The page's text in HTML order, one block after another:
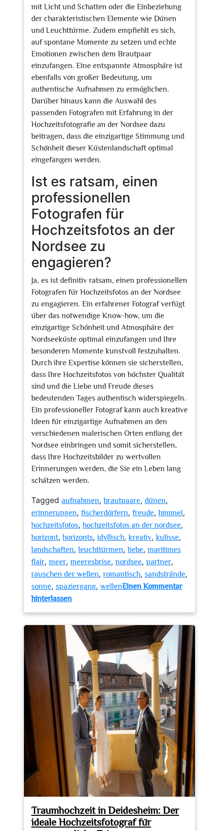
mit Licht und Schatten oder die Einbeziehung
der charakteristischen Elemente wie Dünen
und Leuchttürme. Zudem empfiehlt es sich,
auf spontane Momente zu setzen und echte
Emotionen zwischen dem Brautpaar
einzufangen. Eine entspannte Atmosphäre ist
ebenfalls von großer Bedeutung, um
authentische Aufnahmen zu ermöglichen.
Darüber hinaus kann die Auswahl des
passenden Fotografen mit Erfahrung in der
Hochzeitsfotografie an der Nordsee dazu
beitragen, dass die einzigartige Stimmung und
Schönheit dieser Küstenlandschaft optimal
eingefangen werden.
Ist es ratsam, einen
professionellen
Fotografen für
Hochzeitsfotos an der
Nordsee zu
engagieren?
Ja, es ist definitiv ratsam, einen professionellen
Fotografen für Hochzeitsfotos an der Nordsee
zu engagieren. Ein erfahrener Fotograf verfügt
über das notwendige Know-how, um die
einzigartige Schönheit und Atmosphäre der
Nordseeküste optimal einzufangen und Ihre
besonderen Momente kunstvoll festzuhalten.
Durch ihre Expertise können sie sicherstellen,
dass Ihre Hochzeitsfotos von höchster Qualität
sind und die Liebe und Freude dieses
bedeutenden Tages authentisch widerspiegeln.
Ein professioneller Fotograf kann auch kreative
Ideen für einzigartige Aufnahmen an den
verschiedenen malerischen Orten entlang der
Nordsee einbringen und somit sicherstellen,
dass Ihre Hochzeitsbilder zu wertvollen
Erinnerungen werden, die Sie ein Leben lang
schätzen werden.
Tagged aufnahmen,brautpaare, dünen,
erinnerungen, fischerdörfern, freude,himmel,
hochzeitsfotos,hochzeitsfotos an der nordsee,
horizont,horizonts, idyllisch,kreativ,kulisse,
landschaften,leuchttürmen,liebe, maritimes
flair, meer, meeresbrise, nordsee, partner,
rauschen der wellen, romantisch, sandstrände,
sonne, spaziergang, wellenEinen Kommentar
hinterlassenzu
an
der
Nordsee:
Liebe
in
maritimer
Kulisse
einfangen
Traumhochzeit in Deidesheim: Der
ideale Hochzeitsfotograf für